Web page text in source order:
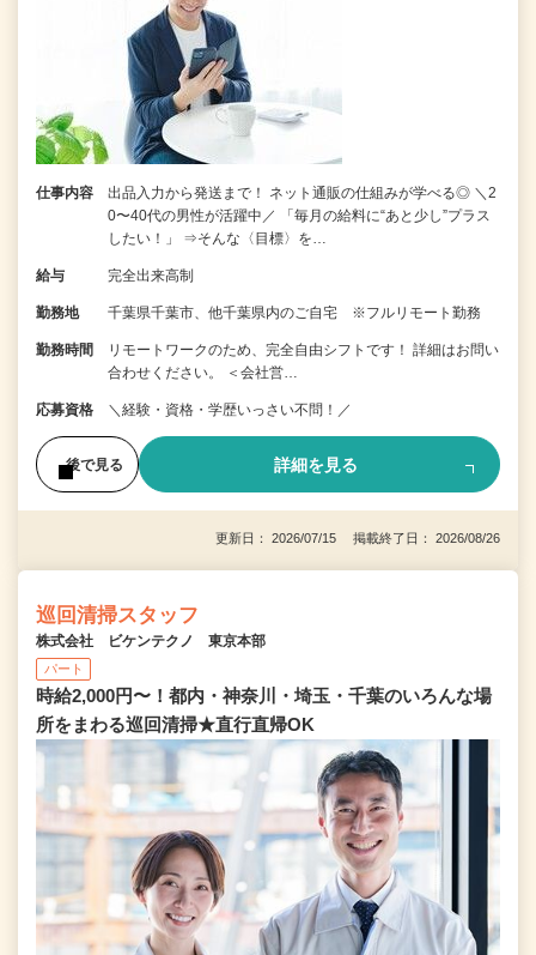
仕事内容
出品入力から発送まで！ ネット通販の仕組みが学べる◎ ＼2
0〜40代の男性が活躍中／ 「毎月の給料に“あと少し”プラス
したい！」 ⇒そんな〈目標〉を…
給与 完全出来高制
勤務地 千葉県千葉市、他千葉県内のご自宅 ※フルリモート勤務
勤務時間
リモートワークのため、完全自由シフトです！ 詳細はお問い
合わせください。 ＜会社営…
応募資格 ＼経験・資格・学歴いっさい不問！／
後で見る 詳細を見る
更新日： 2026/07/15 掲載終了日： 2026/08/26
巡回清掃スタッフ
株式会社 ビケンテクノ 東京本部
パート
時給2,000円〜！都内・神奈川・埼玉・千葉のいろんな場
所をまわる巡回清掃★直行直帰OK